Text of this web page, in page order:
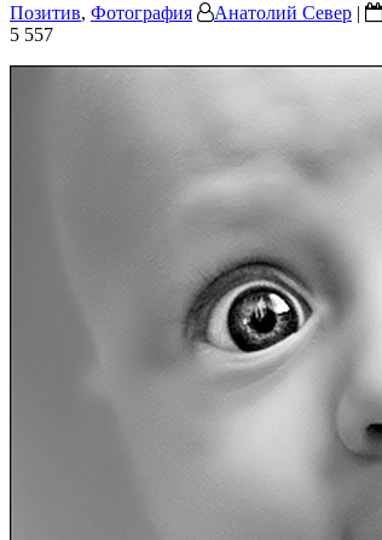
Позитив, Фотография Анатолий Север |
5 557